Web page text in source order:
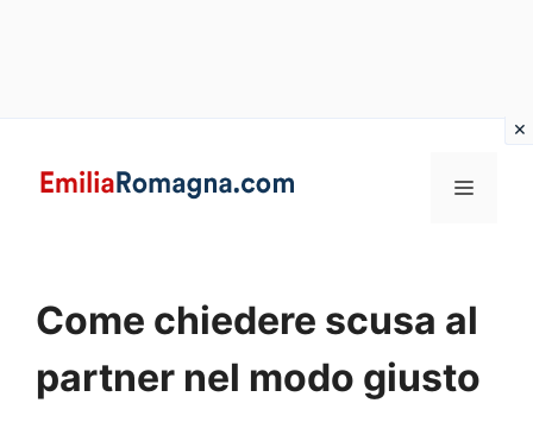
MENU
Come chiedere scusa al
partner nel modo giusto